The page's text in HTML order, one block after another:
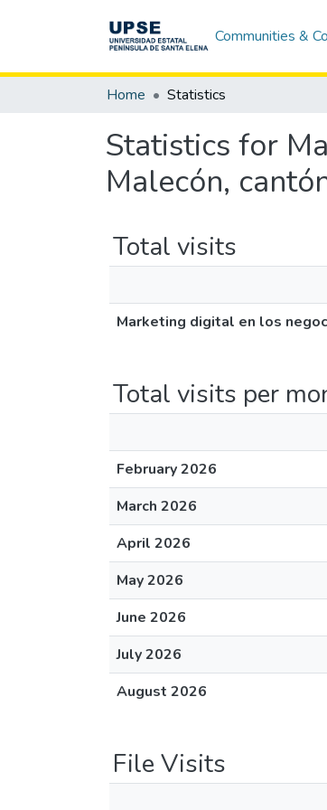
Communities &
Home Statistics
Statistics for
Malecón,
Total visits
Marketing digital en los
Total visits per
February 2026
March 2026
April 2026
May 2026
June 2026
July 2026
August 2026
File Visits